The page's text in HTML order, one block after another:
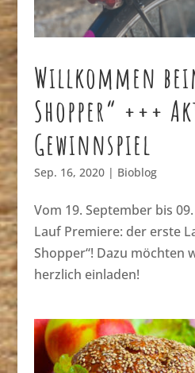
Willkommen
Shopper“ +++
Gewinnspiel
Sep. 16, 2020| Bioblog
Vom 19. September bis
Lauf Premiere: der erste
Shopper“! Dazu möchten
herzlich einladen!